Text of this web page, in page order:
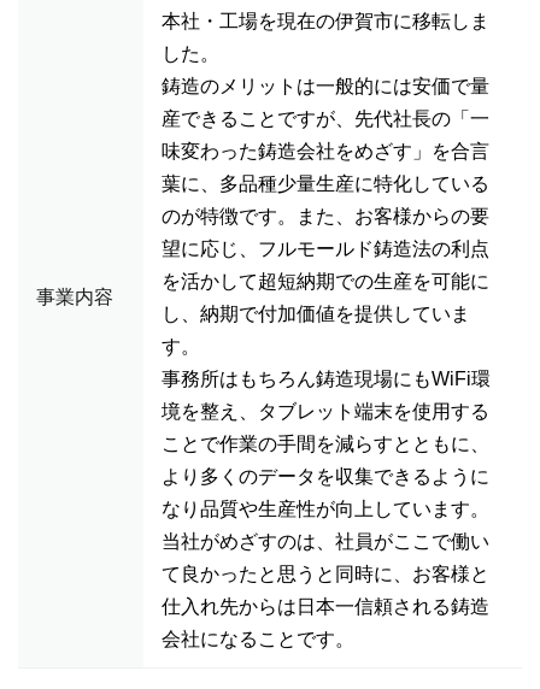
事業内容
本社・工場を現在の伊賀市に移転しま
した。
鋳造のメリットは一般的には安価で量
産できることですが、先代社長の「一
味変わった鋳造会社をめざす」を合言
葉に、多品種少量生産に特化している
のが特徴です。また、お客様からの要
望に応じ、フルモールド鋳造法の利点
を活かして超短納期での生産を可能に
し、納期で付加価値を提供していま
す。
事務所はもちろん鋳造現場にもWiFi環
境を整え、タブレット端末を使用する
ことで作業の手間を減らすとともに、
より多くのデータを収集できるように
なり品質や生産性が向上しています。
当社がめざすのは、社員がここで働い
て良かったと思うと同時に、お客様と
仕入れ先からは日本一信頼される鋳造
会社になることです。